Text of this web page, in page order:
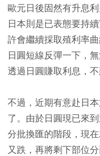
歐元日後固然有升息
日本則是已表態要持
許會繼續採取殖利率
日圓短線反彈一下，
透過日圓賺取利息，
不過，近期有意赴日
了。由於日圓現已來
分批換匯的階段，現
又跌，再將剩下部位